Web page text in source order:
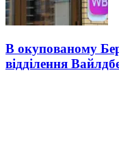
В окупованому
відділення